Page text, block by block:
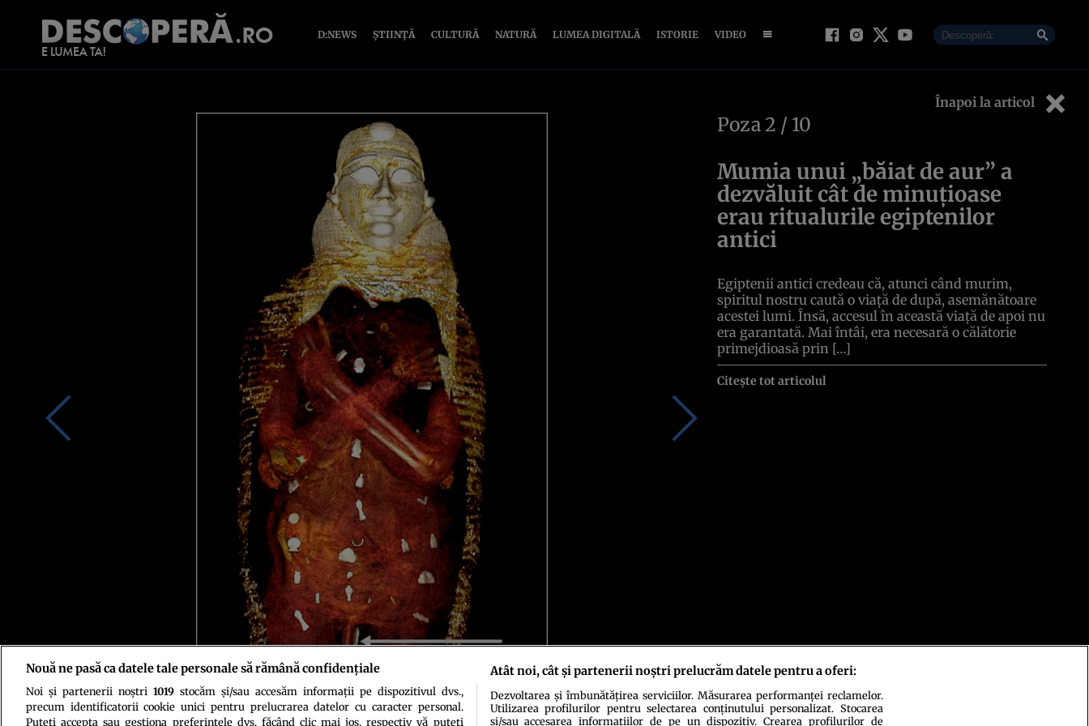
D:NEWS ȘTIINȚĂ CULTURĂ NATURĂ LUMEA DIGITALĂ ISTORIE VIDEO
Înapoi la articol
Sursa foto: Saleem SN, Seddik SA and el-Halwagy M (2023)/Frontiers in Medicine
Poza2 / 10
Mumia unui „băiat de aur” a
dezvăluit cât de minuțioase
erau ritualurile egiptenilor
antici
Egiptenii antici credeau că, atunci când murim,
spiritul nostru caută o viață de după, asemănătoare
acestei lumi. Însă, accesul în această viață de apoi nu
era garantată. Mai întâi, era necesară o călătorie
primejdioasă prin […]
Citește tot articolul
Nouă ne pasă ca datele tale personale să rămână confidențiale
Noi și partenerii noștri 1019stocăm și/sau accesăm informații pe dispozitivul dvs.,
precum identificatorii cookie unici pentru prelucrarea datelor cu caracter personal.
Puteți accepta sau gestiona preferințele dvs. făcând clic mai jos, respectiv vă puteți
Atât noi, cât și partenerii noștri prelucrăm datele pentru a oferi:
Dezvoltarea și îmbunătățirea serviciilor. Măsurarea performanței reclamelor.
Utilizarea profilurilor pentru selectarea conținutului personalizat. Stocarea
și/sau accesarea informațiilor de pe un dispozitiv. Crearea profilurilor de